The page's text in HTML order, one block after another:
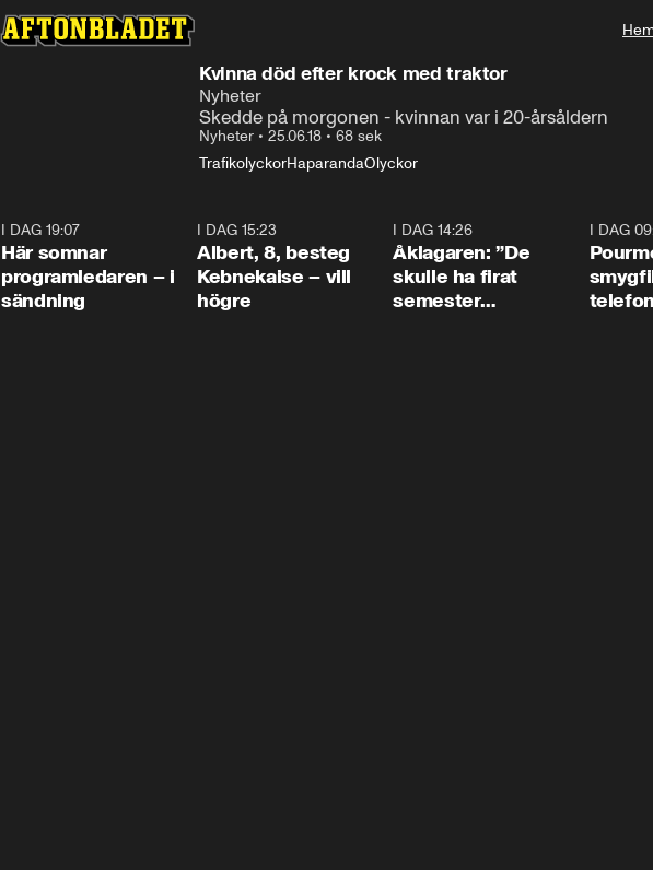
Kvinna död efter krock med traktor
Nyheter
Skedde på morgonen - kvinnan var i 20-årsåldern
Nyheter • 25.06.18 • 68 sek
TrafikolyckorHaparandaOlyckor
I DAG 19:07
Här somnar
programledaren – i
sändning
I DAG 15:23
Albert, 8, besteg
Kebnekaise – vill
högre
I DAG 14:26
Åklagaren: ”De
skulle ha firat
semester
I DAG